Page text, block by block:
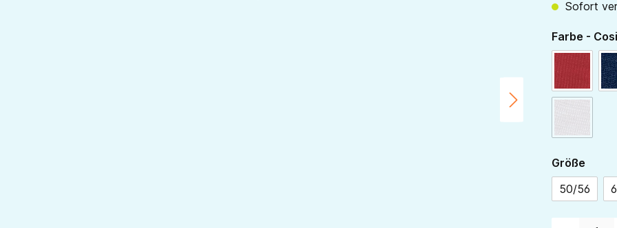
Sofort
Farbe -
Größe
50/56